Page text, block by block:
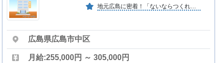
地元広島に密着！「ないならつくれ！」の柔軟な発想とチャレンジで６０年以上歩み続けている企業・多様な研修プログラムが充実！ ・個々のライフスタイルに合った選べる勤務体系！
広島県広島市中区
月給:255,000円 ～ 305,000円